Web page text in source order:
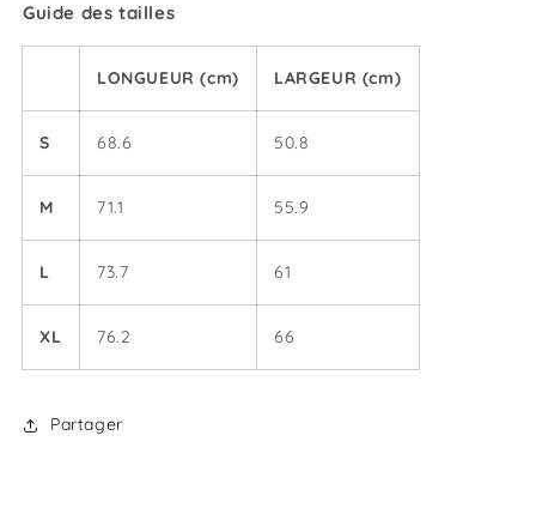
Guide des tailles
LONGUEUR (cm) LARGEUR (cm)
S 68.6 50.8
M 71.1 55.9
L 73.7 61
XL 76.2 66
Partager